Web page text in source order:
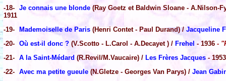
-18- Je connais une blonde (Ray Goetz et Baldwin Sloane - A.Nilson-
1911
-19- Mademoiselle de Paris (Henri Contet - Paul Durand) /Jacqueline
-20- Où est-il donc ? (V.Scotto - L.Carol - A.Decayet ) / Frehel - 1936 -
-21- A la Saint-Médard (R.Revil/M.Vaucaire) / Les Frères Jacques - 1953
-22- Avec ma petite gueule (N.Gletze - Georges Van Parys) / Jean